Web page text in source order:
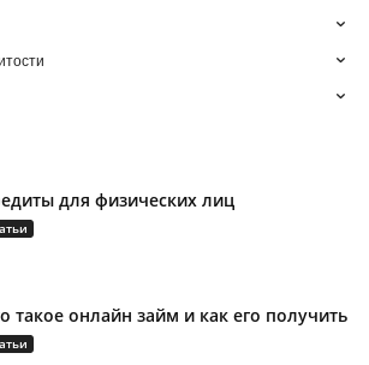
для физических лиц
такое онлайн займ и как его получить